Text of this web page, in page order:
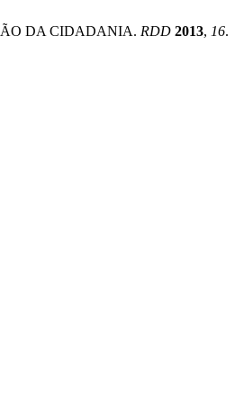
DA CIDADANIA. RDD 2013, 16.